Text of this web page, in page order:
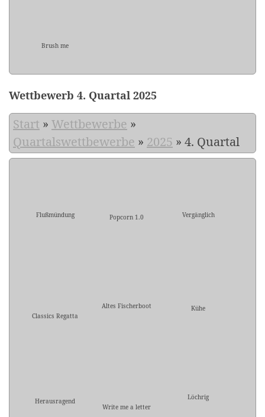
Brush me
Wettbewerb 4. Quartal 2025
Start » Wettbewerbe »
Quartalswettbewerbe » 2025 » 4. Quartal
Flußmündung Popcorn 1.0 Vergänglich
Classics Regatta
Altes Fischerboot Kühe
Herausragend
Write me a letter
Löchrig